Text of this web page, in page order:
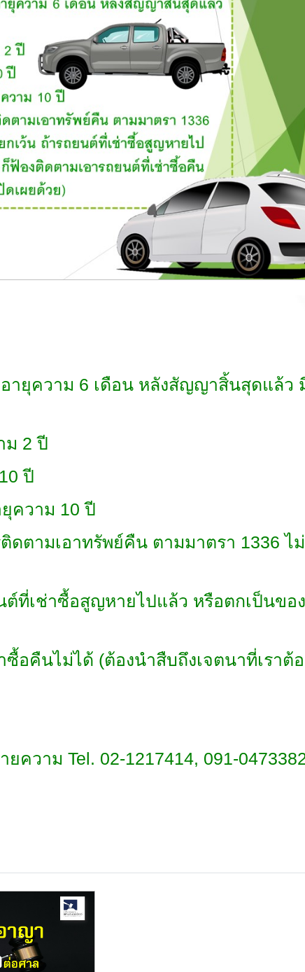
ยุความ 6 เดือน หลังสัญญาสิ้นสุดแล้ว
ม 2 ปี
ปี
ความ 10 ปี
ตามเอาทรัพย์คืน ตามมาตรา 1336 ไ
ที่เช่าซื้อสูญหายไปแล้ว หรือตกเป็นขอ
อคืนไม่ได้ (ต้องนำสืบถึงเจตนาที่เราต้
ความ Tel. 02-1217414, 091-